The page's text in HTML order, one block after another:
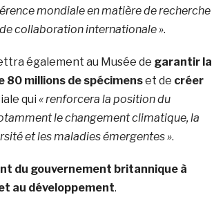
mondiale en matière de recherche
collaboration internationale ».
également au Musée de garantir la
80 millions de spécimenset de créer
qui « renforcera la position du
le changement climatique, la
et les maladies émergentes ».
du gouvernement britannique à
au développement.